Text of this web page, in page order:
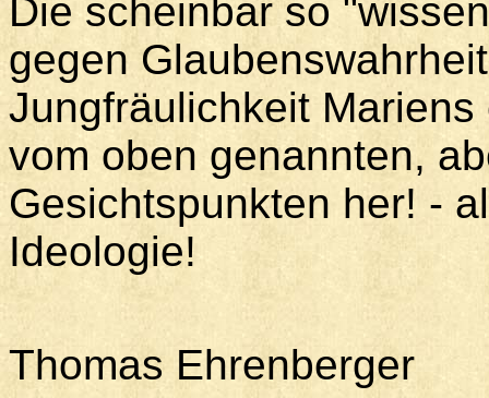
Die scheinbar so
gegen
Jungfräulichkeit
vom oben genannten,
Gesichtspunkten her! -
Ideologie!
Thomas Ehrenberger